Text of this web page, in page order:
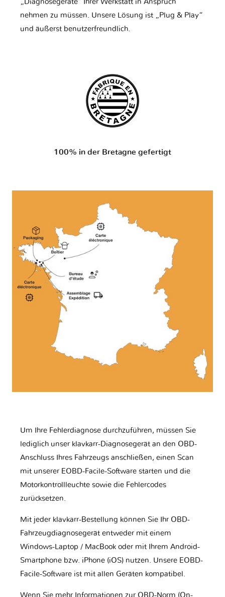
„Diagnosegeräte“ Ihrer Werkstatt in Anspruch
nehmen zu müssen. Unsere Lösung ist „Plug & Play“
und äußerst benutzerfreundlich.
100% in der Bretagne gefertigt
Um Ihre Fehlerdiagnose durchzuführen, müssen Sie
lediglich unser klavkarr-Diagnosegerät an den OBD-
Anschluss Ihres Fahrzeugs anschließen, einen Scan
mit unserer EOBD-Facile-Software starten und die
Motorkontrollleuchte sowie die Fehlercodes
zurücksetzen.
Mit jeder klavkarr-Bestellung können Sie Ihr OBD-
Fahrzeugdiagnosegerät entweder mit einem
Windows-Laptop / MacBook oder mit Ihrem Android-
Smartphone bzw. iPhone (iOS) nutzen. Unsere EOBD-
Facile-Software ist mit allen Geräten kompatibel.
Wenn Sie mehr Informationen zur OBD-Norm (On-